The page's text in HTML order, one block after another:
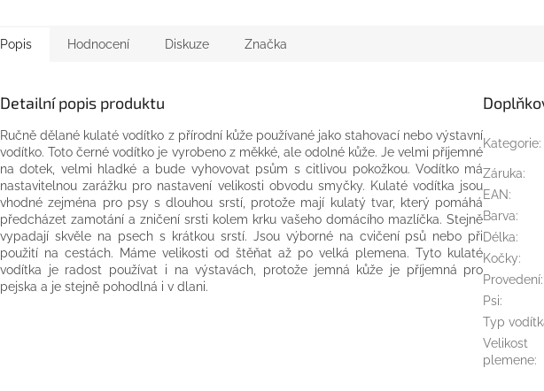
Popis Hodnocení Diskuze Značka
Detailní popis produktu
Ručně dělané kulaté vodítko z přírodní kůže používané jako stahovací nebo výstavní
vodítko. Toto černé vodítko je vyrobeno z měkké, ale odolné kůže. Je velmi příjemné
na dotek, velmi hladké a bude vyhovovat psům s citlivou pokožkou. Vodítko má
nastavitelnou zarážku pro nastavení velikosti obvodu smyčky. Kulaté vodítka jsou
vhodné zejména pro psy s dlouhou srstí, protože mají kulatý tvar,
který pomáhá
předcházet zamotání a zničení srsti kolem krku vašeho domácího mazlíčka. Stejně
vypadají skvěle na psech s krátkou srstí. Jsou výborné na cvičení psů nebo při
použití na cestách. Máme velikosti od štěňat až po velká plemena. Tyto kulaté
vodítka
je radost používat i na výstavách , protože jemná kůže je příjemná pro
pejska a je stejně pohodlná i v dlani.
Kategorie:
Záruka:
EAN:
Barva:
Délka:
Kočky:
Provedení:
Psi:
Typ
Velikost
plemene: